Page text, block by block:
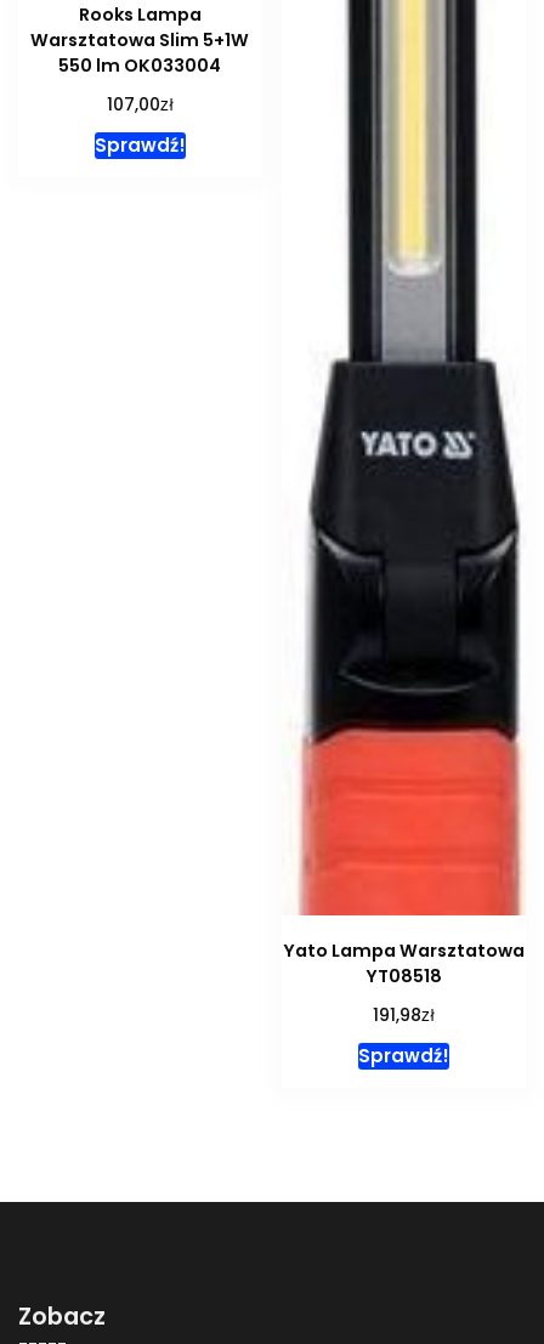
Rooks Lampa
Warsztatowa Slim 5+1W
550 lm OK033004
107,00zł
Sprawdź!
Yato Lampa Warsztatowa
YT08518
191,98zł
Sprawdź!
Zobacz